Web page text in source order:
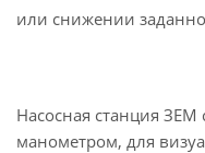
или снижении
Насосная станция ЗЕМ
манометром, для